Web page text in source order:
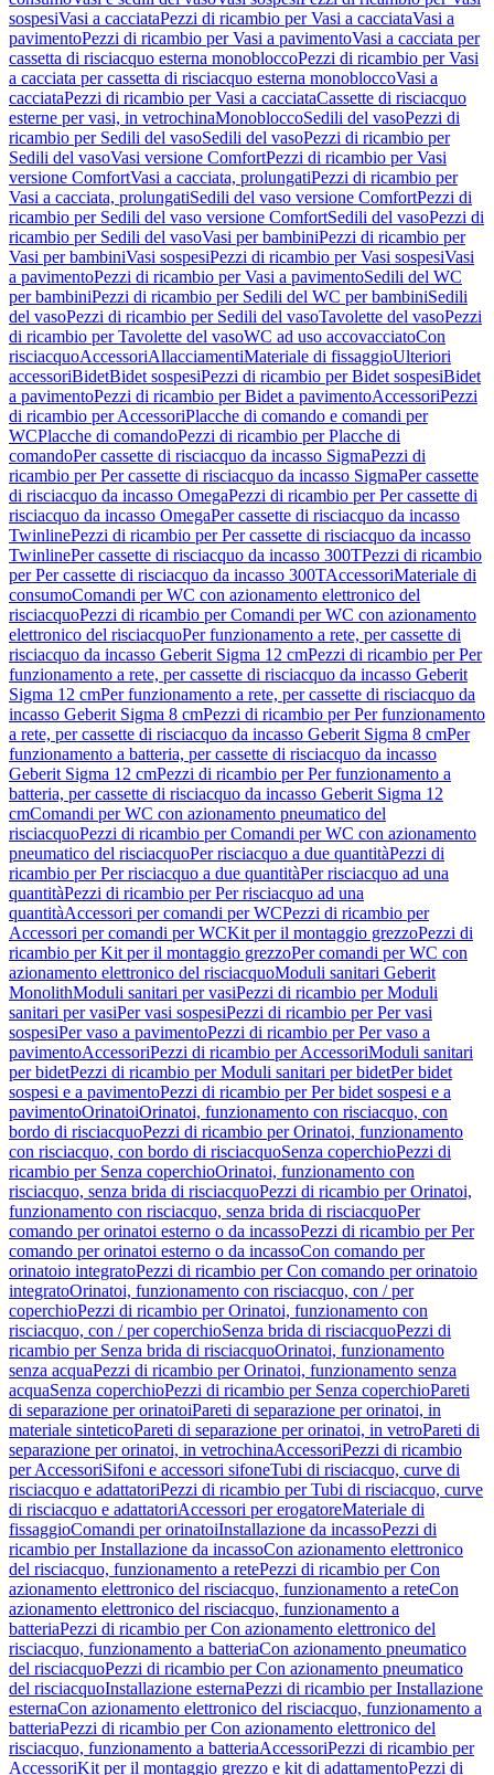
sospesiVasi a cacciataPezzi di ricambio per Vasi a cacciataVasi a
pavimentoPezzi di ricambio per Vasi a pavimentoVasi a cacciata per
cassetta di risciacquo esterna monobloccoPezzi di ricambio per Vasi
a cacciata per cassetta di risciacquo esterna monobloccoVasi a
cacciataPezzi di ricambio per Vasi a cacciataCassette di risciacquo
esterne per vasi, in vetrochinaMonobloccoSedili del vasoPezzi di
ricambio per Sedili del vasoSedili del vasoPezzi di ricambio per
Sedili del vasoVasi versione ComfortPezzi di ricambio per Vasi
versione ComfortVasi a cacciata, prolungatiPezzi di ricambio per
Vasi a cacciata, prolungatiSedili del vaso versione ComfortPezzi di
ricambio per Sedili del vaso versione ComfortSedili del vasoPezzi di
ricambio per Sedili del vasoVasi per bambiniPezzi di ricambio per
Vasi per bambiniVasi sospesiPezzi di ricambio per Vasi sospesiVasi
a pavimentoPezzi di ricambio per Vasi a pavimentoSedili del WC
per bambiniPezzi di ricambio per Sedili del WC per bambiniSedili
del vasoPezzi di ricambio per Sedili del vasoTavolette del vasoPezzi
di ricambio per Tavolette del vasoWC ad uso accovacciatoCon
risciacquoAccessoriAllacciamentiMateriale di fissaggioUlteriori
accessoriBidetBidet sospesiPezzi di ricambio per Bidet sospesiBidet
a pavimentoPezzi di ricambio per Bidet a pavimentoAccessoriPezzi
di ricambio per AccessoriPlacche di comando e comandi per
WCPlacche di comandoPezzi di ricambio per Placche di
comandoPer cassette di risciacquo da incasso SigmaPezzi di
ricambio per Per cassette di risciacquo da incasso SigmaPer cassette
di risciacquo da incasso OmegaPezzi di ricambio per Per cassette di
risciacquo da incasso OmegaPer cassette di risciacquo da incasso
TwinlinePezzi di ricambio per Per cassette di risciacquo da incasso
TwinlinePer cassette di risciacquo da incasso 300TPezzi di ricambio
per Per cassette di risciacquo da incasso 300TAccessoriMateriale di
consumoComandi per WC con azionamento elettronico del
risciacquoPezzi di ricambio per Comandi per WC con azionamento
elettronico del risciacquoPer funzionamento a rete, per cassette di
risciacquo da incasso Geberit Sigma 12 cmPezzi di ricambio per Per
funzionamento a rete, per cassette di risciacquo da incasso Geberit
Sigma 12 cmPer funzionamento a rete, per cassette di risciacquo da
incasso Geberit Sigma 8 cmPezzi di ricambio per Per funzionamento
a rete, per cassette di risciacquo da incasso Geberit Sigma 8 cmPer
funzionamento a batteria, per cassette di risciacquo da incasso
Geberit Sigma 12 cmPezzi di ricambio per Per funzionamento a
batteria, per cassette di risciacquo da incasso Geberit Sigma 12
cmComandi per WC con azionamento pneumatico del
risciacquoPezzi di ricambio per Comandi per WC con azionamento
pneumatico del risciacquoPer risciacquo a due quantitàPezzi di
ricambio per Per risciacquo a due quantitàPer risciacquo ad una
quantitàPezzi di ricambio per Per risciacquo ad una
quantitàAccessori per comandi per WCPezzi di ricambio per
Accessori per comandi per WCKit per il montaggio grezzoPezzi di
ricambio per Kit per il montaggio grezzoPer comandi per WC con
azionamento elettronico del risciacquoModuli sanitari Geberit
MonolithModuli sanitari per vasiPezzi di ricambio per Moduli
sanitari per vasiPer vasi sospesiPezzi di ricambio per Per vasi
sospesiPer vaso a pavimentoPezzi di ricambio per Per vaso a
pavimentoAccessoriPezzi di ricambio per AccessoriModuli sanitari
per bidetPezzi di ricambio per Moduli sanitari per bidetPer bidet
sospesi e a pavimentoPezzi di ricambio per Per bidet sospesi e a
pavimentoOrinatoiOrinatoi, funzionamento con risciacquo, con
bordo di risciacquoPezzi di ricambio per Orinatoi, funzionamento
con risciacquo, con bordo di risciacquoSenza coperchioPezzi di
ricambio per Senza coperchioOrinatoi, funzionamento con
risciacquo, senza brida di risciacquoPezzi di ricambio per Orinatoi,
funzionamento con risciacquo, senza brida di risciacquoPer
comando per orinatoi esterno o da incassoPezzi di ricambio per Per
comando per orinatoi esterno o da incassoCon comando per
orinatoio integratoPezzi di ricambio per Con comando per orinatoio
integratoOrinatoi, funzionamento con risciacquo, con / per
coperchioPezzi di ricambio per Orinatoi, funzionamento con
risciacquo, con / per coperchioSenza brida di risciacquoPezzi di
ricambio per Senza brida di risciacquoOrinatoi, funzionamento
senza acquaPezzi di ricambio per Orinatoi, funzionamento senza
acquaSenza coperchioPezzi di ricambio per Senza coperchioPareti
di separazione per orinatoiPareti di separazione per orinatoi, in
materiale sinteticoPareti di separazione per orinatoi, in vetroPareti di
separazione per orinatoi, in vetrochinaAccessoriPezzi di ricambio
per AccessoriSifoni e accessori sifoneTubi di risciacquo, curve di
risciacquo e adattatoriPezzi di ricambio per Tubi di risciacquo, curve
di risciacquo e adattatoriAccessori per erogatoreMateriale di
fissaggioComandi per orinatoiInstallazione da incassoPezzi di
ricambio per Installazione da incassoCon azionamento elettronico
del risciacquo, funzionamento a retePezzi di ricambio per Con
azionamento elettronico del risciacquo, funzionamento a reteCon
azionamento elettronico del risciacquo, funzionamento a
batteriaPezzi di ricambio per Con azionamento elettronico del
risciacquo, funzionamento a batteriaCon azionamento pneumatico
del risciacquoPezzi di ricambio per Con azionamento pneumatico
del risciacquoInstallazione esternaPezzi di ricambio per Installazione
esternaCon azionamento elettronico del risciacquo, funzionamento a
batteriaPezzi di ricambio per Con azionamento elettronico del
risciacquo, funzionamento a batteriaAccessoriPezzi di ricambio per
AccessoriKit per il montaggio grezzo e kit di adattamentoPezzi di